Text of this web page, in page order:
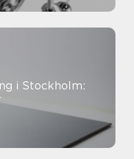
i Stockholm: